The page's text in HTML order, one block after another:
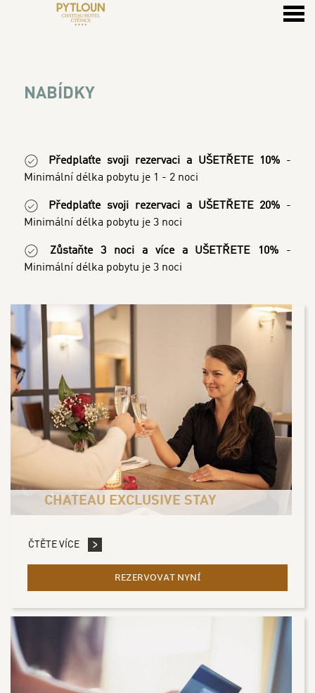
NABÍDKY
Předplaťte svoji rezervaci a UŠETŘETE 10% -
Minimální délka pobytu je 1 - 2 noci
Předplaťte svoji rezervaci a UŠETŘETE 20% -
Minimální délka pobytu je 3 noci
Zůstaňte 3 noci a více a UŠETŘETE 10% -
Minimální délka pobytu je 3 noci
SPECIÁLNÍ NABÍDKY
CHATEAU EXCLUSIVE STAY
ČTĚTE VÍCE
REZERVOVAT NYNÍ